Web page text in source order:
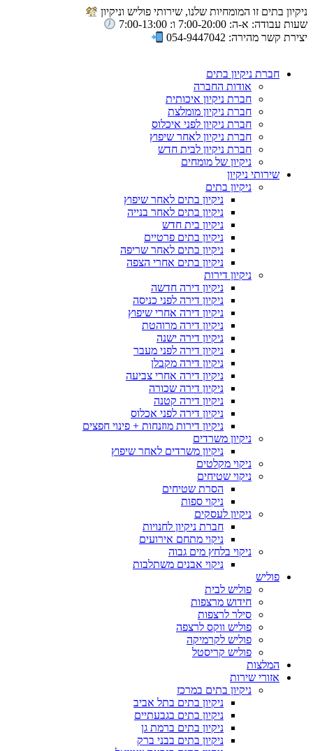
ניקיון בתים זו המומחיות שלנו, שירותי פוליש וניקיון
שעות עבודה: א-ה: 7:00-20:00 ו: 7:00-13:00
יצירת קשר מהירה: 054-9447042
חברת ניקיון בתים
אודות החברה
חברת ניקיון איכותית
חברת ניקיון מומלצת
חברת ניקיון לפני איכלוס
חברת ניקיון לאחר שיפוץ
חברת ניקיון לבית חדש
ניקיון של מומחים
שירותי ניקיון
ניקיון בתים
ניקיון בתים לאחר שיפוץ
ניקיון בתים לאחר בנייה
ניקיון בית חדש
ניקיון בתים פרטיים
ניקיון בתים לאחר שריפה
ניקיון בתים אחרי הצפה
ניקיון דירות
ניקיון דירה חדשה
ניקיון דירה לפני כניסה
ניקיון דירה אחרי שיפוץ
ניקיון דירה מרוהטת
ניקיון דירה ישנה
ניקיון דירה לפני מעבר
ניקיון דירה מקבלן
ניקיון דירה אחרי צביעה
ניקיון דירה שכורה
ניקיון דירה קטנה
ניקיון דירה לפני אכלוס
ניקיון דירות מוזנחות + פינוי חפצים
ניקיון משרדים
ניקיון משרדים לאחר שיפוץ
ניקוי מקלטים
ניקוי שטיחים
הסרת שטיחים
ניקוי ספות
ניקיון לעסקים
חברת ניקיון לחנויות
ניקוי מתחם אירועים
ניקוי בלחץ מים גבוה
ניקוי אבנים משתלבות
פוליש
פוליש לבית
חידוש מרצפות
סילר לרצפות
פוליש ווקס לרצפה
פוליש לקרמיקה
פוליש קריסטל
המלצות
אזורי שירות
ניקיון בתים במרכז
ניקיון בתים בתל אביב
ניקיון בתים בגבעתיים
ניקיון בתים ברמת גן
ניקיון בתים בבני ברק